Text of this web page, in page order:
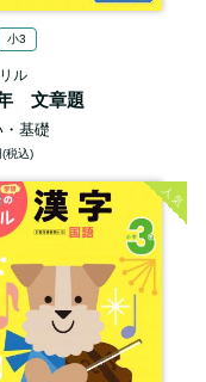
小3
ル
文章題
・基礎
(税込)
人気